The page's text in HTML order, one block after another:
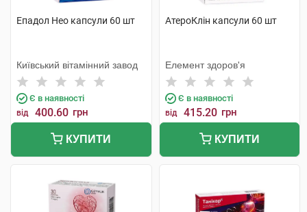
Епадол Нео капсули 60 шт
Київський вітамінний завод
Є в наявності
від 400.60 грн
КУПИТИ
АтероКлін капсули 60 шт
Елемент здоров'я
Є в наявності
від 415.20 грн
КУПИТИ